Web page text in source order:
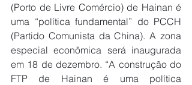
(Porto de Livre Comércio) de Hainan é
uma “política fundamental” do PCCH
(Partido Comunista da China). A zona
especial econômica será inaugurada
em 18 de dezembro. “A construção do
FTP de Hainan é uma política